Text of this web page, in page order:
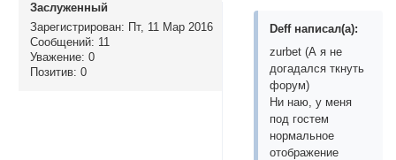
Заслуженный
Зарегистрирован: Пт, 11 Мар 2016
Сообщений: 11
Уважение: 0
Позитив: 0
Deff написал(а):
zurbet (А я не
догадался ткнуть
форум)
Ни наю, у меня
под гостем
нормальное
отображение